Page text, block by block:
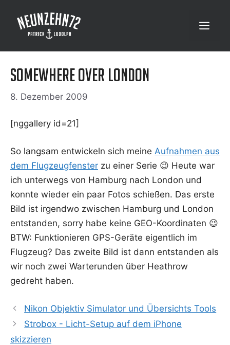
Inhalt
springen
Menü
Somewhere over London
8. Dezember 2009
[nggal­lery id=21]
So lang­sam ent­wi­ckeln sich mei­ne Auf­nah­men aus
dem Flug­zeug­fens­ter zu einer Serie 😉 Heu­te war
ich unter­wegs von Ham­burg nach Lon­don und
konn­te wie­der ein paar Fotos schie­ßen. Das ers­te
Bild ist irgend­wo zwi­schen Ham­burg und Lon­don
ent­stan­den, sor­ry habe kei­ne GEO-Koor­di­na­ten 😉
BTW: Funk­tio­nie­ren GPS-Gerä­te eigent­lich im
Flug­zeug? Das zwei­te Bild ist dann ent­stan­den als
wir noch zwei War­te­run­den über Heath­row
gedreht haben.
Nikon Objektiv Simulator und Übersichts Tools
Strobox - Licht-Setup auf dem iPhone
skizzieren